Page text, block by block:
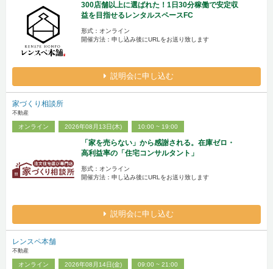
300店舗以上に選ばれた！1日30分稼働で安定収
益を目指せるレンタルスペースFC
形式：オンライン
開催方法：申し込み後にURLをお送り致します
説明会に申し込む
家づくり相談所
不動産
オンライン 2026年08月13日(木) 10:00 ~ 19:00
「家を売らない」から感謝される。在庫ゼロ・
高利益率の「住宅コンサルタント」
形式：オンライン
開催方法：申し込み後にURLをお送り致します
説明会に申し込む
レンスペ本舗
不動産
オンライン 2026年08月14日(金) 09:00 ~ 21:00